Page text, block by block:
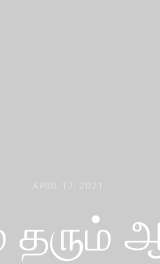
APRIL 17, 2021